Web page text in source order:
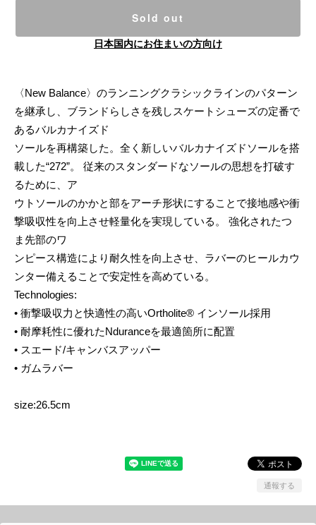
Sold out
日本国内にお住まいの方向け
〈New Balance〉のランニングクラシックラインのパターン
を継承し、ブランドらしさを残しスケートシューズの定番で
あるバルカナイズド
ソールを再構築した。全く新しいバルカナイズドソールを搭
載した“272”。 従来のスタンダードなソールの思想を打破す
るために、ア
ウトソールのかかと部をアーチ形状にすることで接地感や衝
撃吸収性を向上させ軽量化を実現している。 強化されたつ
ま先部のワ
ンピース構造により耐久性を向上させ、ラバーのヒールカウ
ンター備えることで安定性を高めている。
Technologies:
• 衝撃吸収力と快適性の高いOrtholite® インソール採用
• 耐摩耗性に優れたNduranceを最適箇所に配置
• スエード/キャンバスアッパー
• ガムラバー
size:26.5cm
通報する